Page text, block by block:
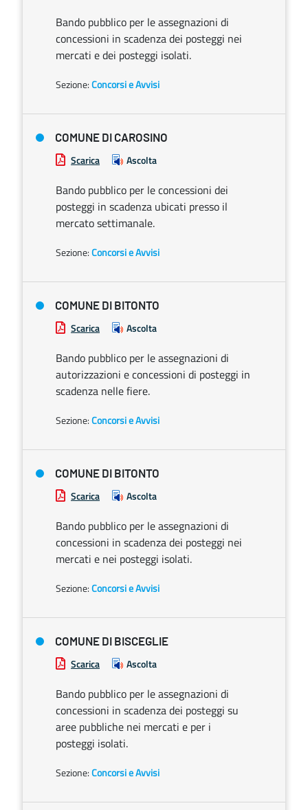
Bando pubblico per le assegnazioni di
concessioni in scadenza dei posteggi nei
mercati e dei posteggi isolati.
Sezione:Concorsi e Avvisi
COMUNE DI CAROSINO
Scarica Ascolta
Bando pubblico per le concessioni dei
posteggi in scadenza ubicati presso il
mercato settimanale.
Sezione:Concorsi e Avvisi
COMUNE DI BITONTO
Scarica Ascolta
Bando pubblico per le assegnazioni di
autorizzazioni e concessioni di posteggi in
scadenza nelle fiere.
Sezione:Concorsi e Avvisi
COMUNE DI BITONTO
Scarica Ascolta
Bando pubblico per le assegnazioni di
concessioni in scadenza dei posteggi nei
mercati e nei posteggi isolati.
Sezione:Concorsi e Avvisi
COMUNE DI BISCEGLIE
Scarica Ascolta
Bando pubblico per le assegnazioni di
concessioni in scadenza dei posteggi su
aree pubbliche nei mercati e per i
posteggi isolati.
Sezione:Concorsi e Avvisi